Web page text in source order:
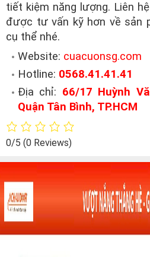
tiết kiệm năng lượng. Liên
được tư vấn kỹ hơn về sản
cụ thể nhé.
Website: cuacuonsg.com
Hotline: 0568.41.41.41
Địa chỉ: 66/17 Huỳnh
Quận Tân Bình, TP.HCM
0/5 (0 Reviews)